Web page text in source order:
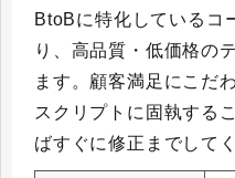
BtoBに特化しているコ
り、高品質・低価格の
ます。顧客満足にこだ
スクリプトに固執する
ばすぐに修正までして